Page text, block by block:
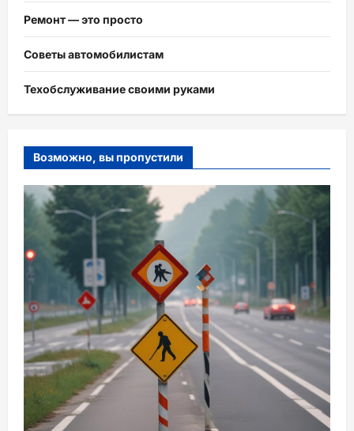
Ремонт — это просто
Советы автомобилистам
Техобслуживание своими руками
Возможно, вы пропустили